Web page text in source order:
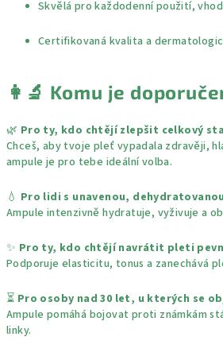
Skvělá pro každodenní použití,
Certifikovaná kvalita a
👩‍🔬 Komu je
🌿 Pro ty, kdo chtějí zlepšit celkový
Chceš, aby tvoje pleť vypadala zdravěji,
ampule je pro tebe ideální volba.
💧 Pro lidi s unavenou,
Ampule intenzivně hydratuje, vyživuje a
✨ Pro ty, kdo chtějí navrátit pleti
Podporuje elasticitu, tonus a zanechává
⏳ Pro osoby nad 30 let, u kterých se
Ampule pomáhá bojovat proti známkám
linky.